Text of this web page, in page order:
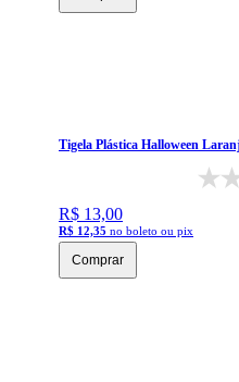
Tigela Plástica Halloween
R$ 13,00
R$ 12,35 no boleto ou pix
Comprar